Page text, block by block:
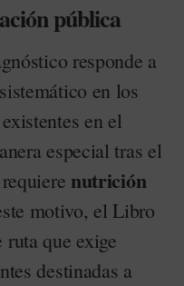
pública
responde a
en los
en el
especial tras el
nutrición
motivo, el Libro
que exige
destinadas a